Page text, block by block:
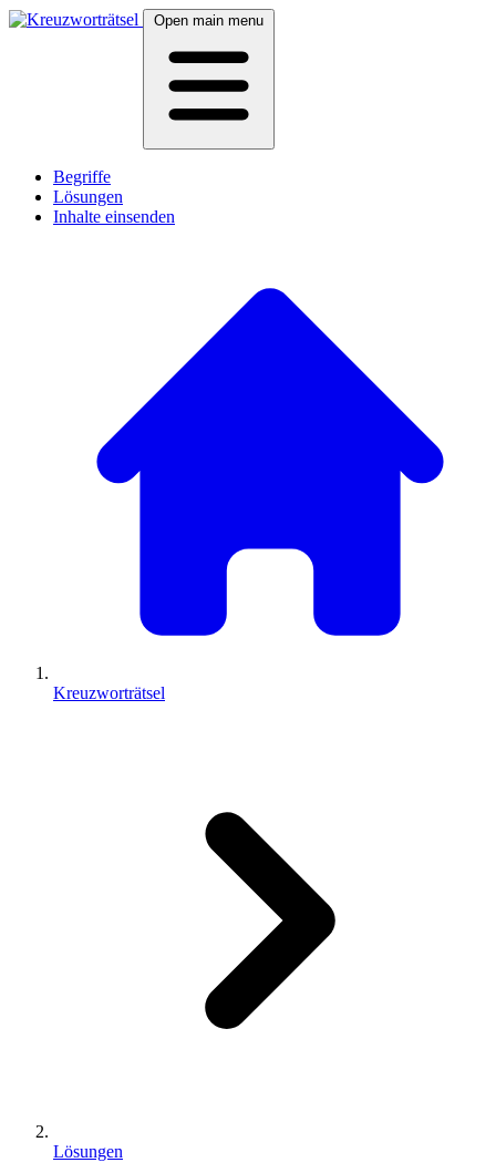
Open main menu
Begriffe
Lösungen
Inhalte einsenden
Kreuzworträtsel
Lösungen